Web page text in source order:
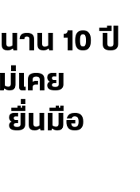
าน 10 ปี
เคย
ยื่นมือ